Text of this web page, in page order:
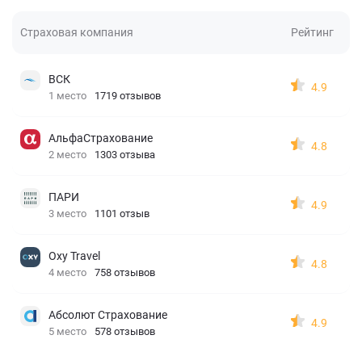
Страховая компания Рейтинг
ВСК
1 место 1719 отзывов
4.9
АльфаСтрахование
2 место 1303 отзыва
4.8
ПАРИ
3 место 1101 отзыв
4.9
Oxy Travel
4 место 758 отзывов
4.8
Абсолют Страхование
5 место 578 отзывов
4.9